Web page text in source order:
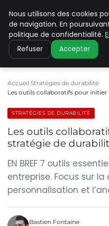
CLIMATE C
Accueil Stratégies de durabilité
Les outils collaboratifs pour initier
STRATÉGIES DE DURABILITÉ
Les outils
stratégie de
EN BREF 7 outils
entreprise. Focus sur
personnalisation et
Bastien Fontaine
Nous utilisons des cookies
de navigation. En
politique de confidentialité.
Refuser Accepter